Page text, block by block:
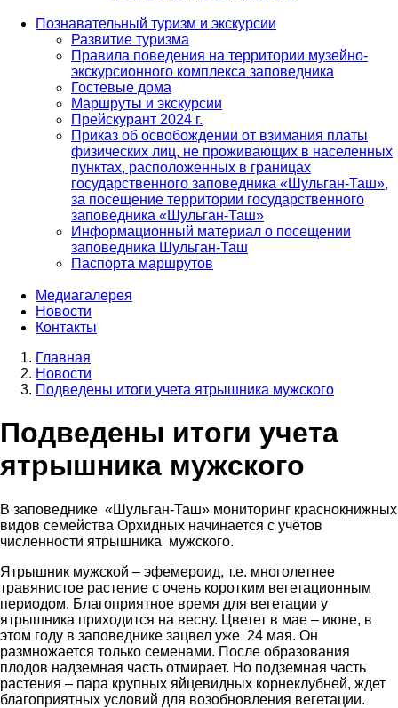
Познавательный туризм и экскурсии
Развитие туризма
Правила поведения на территории музейно-
экскурсионного комплекса заповедника
Гостевые дома
Маршруты и экскурсии
Прейскурант 2024 г.
Приказ об освобождении от взимания платы
физических лиц, не проживающих в населенных
пунктах, расположенных в границах
государственного заповедника «Шульган-Таш»,
за посещение территории государственного
заповедника «Шульган-Таш»
Информационный материал о посещении
заповедника Шульган-Таш
Паспорта маршрутов
Медиагалерея
Новости
Контакты
Строка
навигации
Главная
Новости
Подведены итоги учета ятрышника мужского
Подведены итоги учета
ятрышника мужского
В заповеднике «Шульган-Таш» мониторинг краснокнижных
видов семейства Орхидных начинается с учётов
численности ятрышника мужского.
Ятрышник мужской – эфемероид, т.е. многолетнее
травянистое растение с очень коротким вегетационным
периодом. Благоприятное время для вегетации у
ятрышника приходится на весну. Цветет в мае – июне, в
этом году в заповеднике зацвел уже 24 мая. Он
размножается только семенами. После образования
плодов надземная часть отмирает. Но подземная часть
растения – пара крупных яйцевидных корнеклубней, ждет
благоприятных условий для возобновления вегетации.